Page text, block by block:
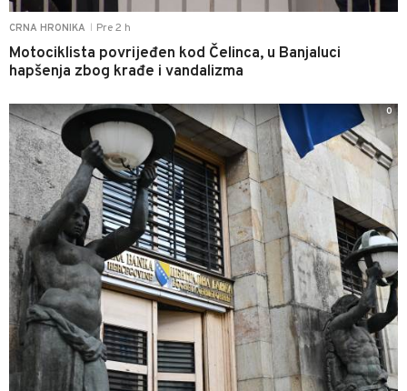
CRNA HRONIKA Pre 2 h
Motociklista povrijeđen kod Čelinca, u Banjaluci
hapšenja zbog krađe i vandalizma
0